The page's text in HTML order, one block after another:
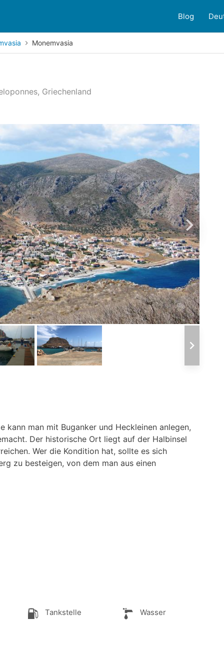
Blog
Monemvasia
Griechenland
kann man mit Buganker und Heckleinen anlegen,
Der historische Ort liegt auf der Halbinsel
Wer die Kondition hat, sollte es sich
zu besteigen, von dem man aus einen
Tankstelle Wasser